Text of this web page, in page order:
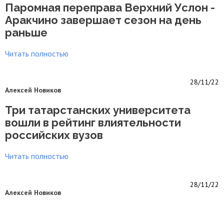
Паромная переправа Верхний Услон -
Аракчино завершает сезон на день
раньше
Читать полностью
28/11/22
Алексей Новиков
Три татарстанских университета
вошли в рейтинг влиятельности
российских вузов
Читать полностью
28/11/22
Алексей Новиков